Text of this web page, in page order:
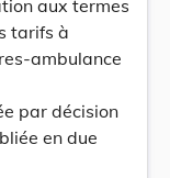
aux termes
tarifs à
ambulance
par décision
en due